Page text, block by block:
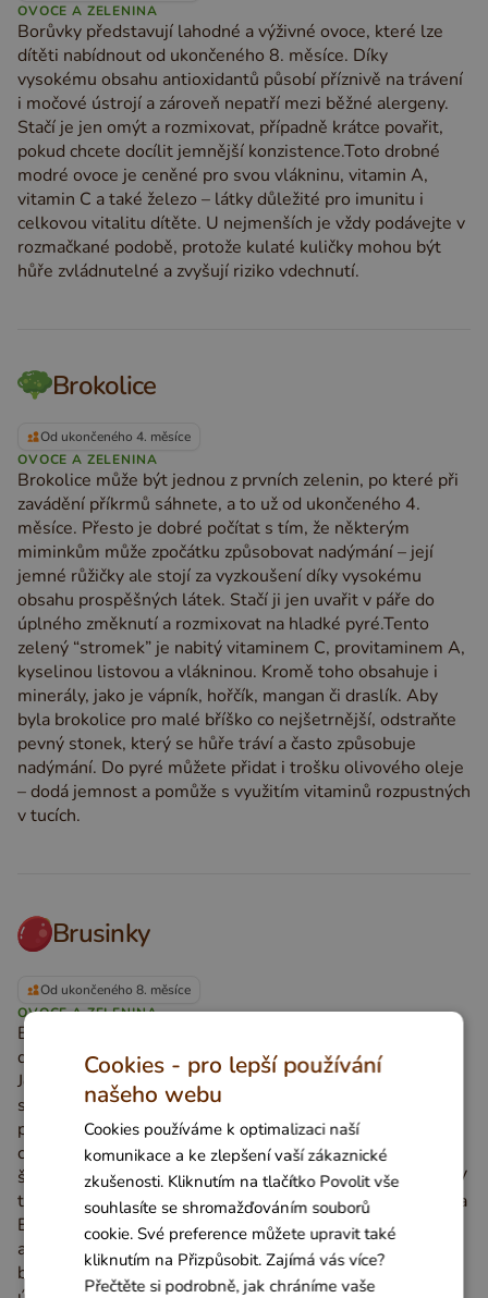
OVOCE A ZELENINA
Borůvky představují lahodné a výživné ovoce, které lze
dítěti nabídnout od ukončeného 8. měsíce. Díky
vysokému obsahu antioxidantů působí příznivě na trávení
i močové ústrojí a zároveň nepatří mezi běžné alergeny.
Stačí je jen omýt a rozmixovat, případně krátce povařit,
pokud chcete docílit jemnější konzistence.Toto drobné
modré ovoce je ceněné pro svou vlákninu, vitamin A,
vitamin C a také železo – látky důležité pro imunitu i
celkovou vitalitu dítěte. U nejmenších je vždy podávejte v
rozmačkané podobě, protože kulaté kuličky mohou být
hůře zvládnutelné a zvyšují riziko vdechnutí.
Brokolice
Od ukončeného 4. měsíce
OVOCE A ZELENINA
Brokolice může být jednou z prvních zelenin, po které při
zavádění příkrmů sáhnete, a to už od ukončeného 4.
měsíce. Přesto je dobré počítat s tím, že některým
miminkům může zpočátku způsobovat nadýmání – její
jemné růžičky ale stojí za vyzkoušení díky vysokému
obsahu prospěšných látek. Stačí ji jen uvařit v páře do
úplného změknutí a rozmixovat na hladké pyré.Tento
zelený “stromek” je nabitý vitaminem C, provitaminem A,
kyselinou listovou a vlákninou. Kromě toho obsahuje i
minerály, jako je vápník, hořčík, mangan či draslík. Aby
byla brokolice pro malé bříško co nejšetrnější, odstraňte
pevný stonek, který se hůře tráví a často způsobuje
nadýmání. Do pyré můžete přidat i trošku olivového oleje
– dodá jemnost a pomůže s využitím vitaminů rozpustných
v tucích.
Brusinky
Od ukončeného 8. měsíce
OVOCE A ZELENINA
Brusinky patří mezi výjimečně výživné plody, které lze do
dětského jídelníčku zařadit od ukončeného 8. měsíce.
Jejich přirozeně výrazná, lehce kyselá chuť je sice
specifická, ale zároveň doprovázená širokou škálou
prospěšných látek podporujících zdraví močových cest,
cév i celkového metabolismu. Právě kvůli kyselejším
šťávám je však vhodné postupovat při zavádění pomalu. V
těchto drobných červených bobulích se ukrývá vitamin C a
E, společně s antioxidanty, jako jsou flavonoidy a
anthokyany, které přispívají k dobré imunitě a ochraně
buněk.Při přípravě pro nejmenší volte raději tepelnou
Cookies - pro lepší používání
našeho webu
Cookies používáme k optimalizaci naší
komunikace a ke zlepšení vaší zákaznické
zkušenosti. Kliknutím na tlačítko Povolit vše
souhlasíte se shromažďováním souborů
cookie. Své preference můžete upravit také
kliknutím na Přizpůsobit. Zajímá vás více?
Přečtěte si podrobně, jak chráníme vaše